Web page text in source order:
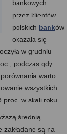
bankowych
przez klientów
polskich banków
okazała się
w grudniu
podczas gdy
warto
wszystkich
proc. w skali roku.
średnią
zakładane są na